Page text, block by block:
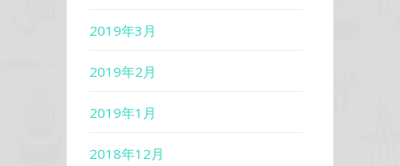
2019年3月
2019年2月
2019年1月
2018年12月